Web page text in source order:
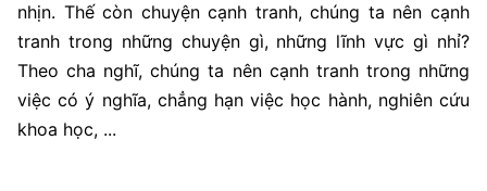
nhịn. Thế còn chuyện cạnh tranh, chúng ta nên cạnh
tranh trong những chuyện gì, những lĩnh vực gì nhỉ?
Theo cha nghĩ, chúng ta nên cạnh tranh trong những
việc có ý nghĩa, chẳng hạn việc học hành, nghiên cứu
khoa học, ...